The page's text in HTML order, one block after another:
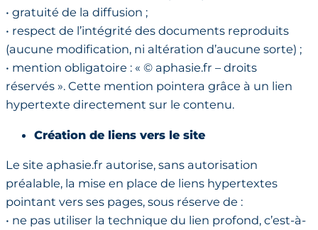
• gratuité de la diffusion ;
• respect de l’intégrité des documents reproduits
(aucune modification, ni altération d’aucune sorte) ;
• mention obligatoire : « © aphasie.fr – droits
réservés ». Cette mention pointera grâce à un lien
hypertexte directement sur le contenu.
Création de liens vers le site
Le site aphasie.fr autorise, sans autorisation
préalable, la mise en place de liens hypertextes
pointant vers ses pages, sous réserve de :
• ne pas utiliser la technique du lien profond, c’est-à-